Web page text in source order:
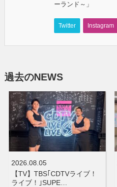
ーランド～」
Twitter Instagram
過去のNEWS
2026.08.05
【TV】TBS｢CDTVライブ！
ライブ！｣SUPE…